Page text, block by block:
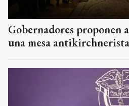
Gobernadores proponen
una mesa